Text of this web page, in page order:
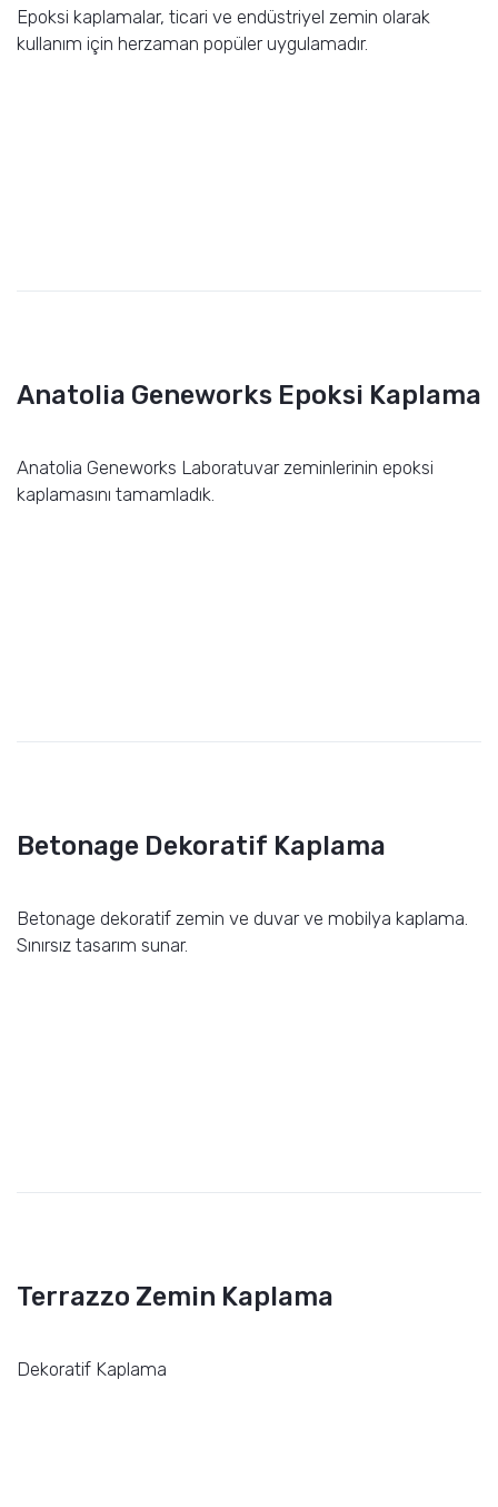
Epoksi kaplamalar, ticari ve endüstriyel zemin olarak
kullanım için herzaman popüler uygulamadır.
Anatolia Geneworks Epoksi Kaplama
Anatolia Geneworks Laboratuvar zeminlerinin epoksi
kaplamasını tamamladık.
Betonage Dekoratif Kaplama
Betonage dekoratif zemin ve duvar ve mobilya kaplama.
Sınırsız tasarım sunar.
Terrazzo Zemin Kaplama
Dekoratif Kaplama